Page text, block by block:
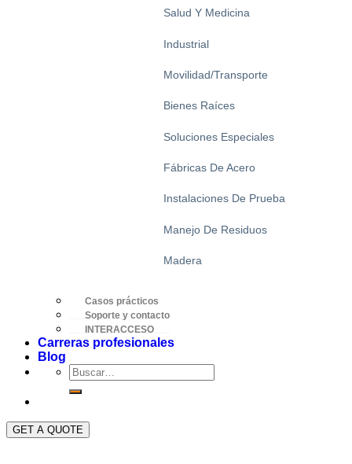
Salud Y Medicina
Industrial
Movilidad/Transporte
Bienes Raíces
Soluciones Especiales
Fábricas De Acero
Instalaciones De Prueba
Manejo De Residuos
Madera
Casos prácticos
Soporte y contacto
INTERACCESO
Carreras profesionales
Blog
GET A QUOTE